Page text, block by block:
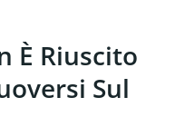
È Riuscito
Sul